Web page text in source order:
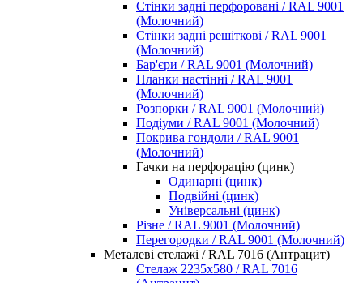
Стінки задні перфоровані / RAL 9001
(Молочний)
Стінки задні решіткові / RAL 9001
(Молочний)
Бар'єри / RAL 9001 (Молочний)
Планки настінні / RAL 9001
(Молочний)
Розпорки / RAL 9001 (Молочний)
Подіуми / RAL 9001 (Молочний)
Покрива гондоли / RAL 9001
(Молочний)
Гачки на перфорацію (цинк)
Одинарні (цинк)
Подвійні (цинк)
Універсальні (цинк)
Різне / RAL 9001 (Молочний)
Перегородки / RAL 9001 (Молочний)
Металеві стелажі / RAL 7016 (Антрацит)
Стелаж 2235х580 / RAL 7016